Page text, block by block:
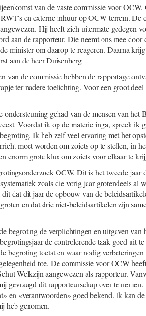
van de vaste commissie voor OCW.
en externe inhuur op OCW-terrein. De
Hij heeft zich uitermate gedegen
aan de rapporteur. Die neemt ons mee door
minister om daarop te reageren. Daarna
aan de heer Duisenberg.
van de commissie hebben de rapportage
ter nadere toelichting. Voor een groot
gehad van de mensen van het
Voordat ik op de materie inga, spreek ik
Ik heb zelf veel ervaring met het
moet worden om zoiets op te stellen, in
enorm grote klus om zoiets voor elkaar te
OCW. Dit is het tweede jaar
zoals die vorig jaar grotendeels al
dat dit jaar de opbouw van de
en dat drie niet-beleidsartikelen zijn
begroting de verplichtingen en uitgaven van
de controlerende taak goed uit
begroting toetst en waar nodig verbeteringen
toe. De commissie voor OCW
Welkzijn aangewezen als rapporteur.
gevraagd dit rapporteurschap over te
en «verantwoorden» goed bekend. Ik kan
heb genomen.